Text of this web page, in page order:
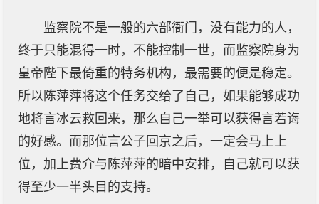
监察院不是一般的六部衙门，没有能力的人，
终于只能混得一时，不能控制一世，而监察院身为
皇帝陛下最倚重的特务机构，最需要的便是稳定。
所以陈萍萍将这个任务交给了自己，如果能够成功
地将言冰云救回来，那么自己一举可以获得言若诲
的好感。而那位言公子回京之后，一定会马上上
位，加上费介与陈萍萍的暗中安排，自己就可以获
得至少一半头目的支持。